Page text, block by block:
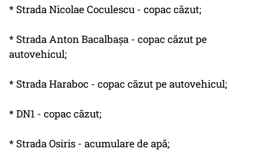
* Strada Nicolae Coculescu - copac căzut;
* Strada Anton Bacalbaşa - copac căzut pe
autovehicul;
* Strada Haraboc - copac căzut pe autovehicul;
* DN1 - copac căzut;
* Strada Osiris - acumulare de apă;